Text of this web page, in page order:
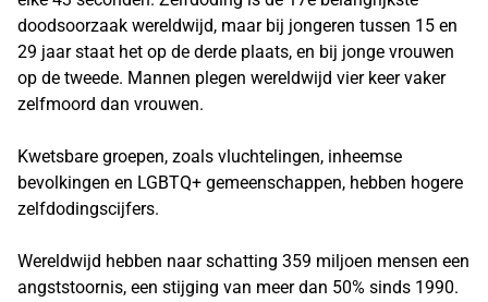
doodsoorzaak wereldwijd, maar bij jongeren tussen 15 en
29 jaar staat het op de derde plaats, en bij jonge vrouwen
op de tweede. Mannen plegen wereldwijd vier keer vaker
zelfmoord dan vrouwen.
Kwetsbare groepen, zoals vluchtelingen, inheemse
bevolkingen en LGBTQ+ gemeenschappen, hebben hogere
zelfdodingscijfers.
Wereldwijd hebben naar schatting 359 miljoen mensen een
angststoornis, een stijging van meer dan 50% sinds 1990.